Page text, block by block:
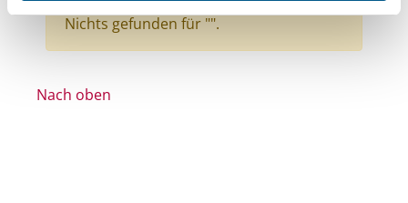
Nichts gefunden für "".
Nach oben